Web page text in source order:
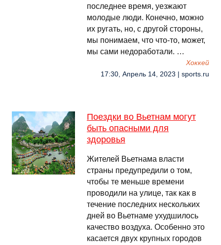
последнее время, уезжают
молодые люди. Конечно, можно
их ругать, но, с другой стороны,
мы понимаем, что что-то, может,
мы сами недоработали. …
Хоккей
17:30, Апрель 14, 2023 | sports.ru
Поездки во Вьетнам могут
быть опасными для
здоровья
Жителей Вьетнама власти
страны предупредили о том,
чтобы те меньше времени
проводили на улице, так как в
течение последних нескольких
дней во Вьетнаме ухудшилось
качество воздуха. Особенно это
касается двух крупных городов